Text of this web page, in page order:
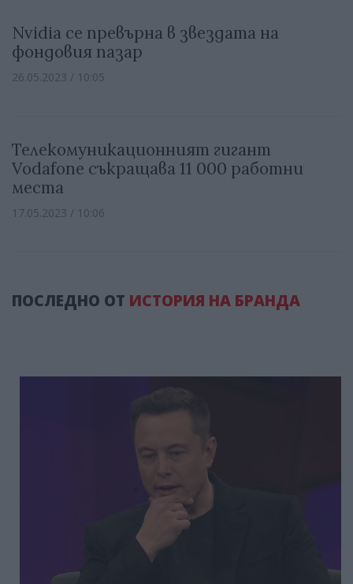
Nvidia се превърна в звездата на
фондовия пазар
26.05.2023 / 10:05
Телекомуникационният гигант
Vodafone съкращава 11 000 работни
места
17.05.2023 / 10:06
ПОСЛЕДНО ОТ ИСТОРИЯ НА БРАНДА